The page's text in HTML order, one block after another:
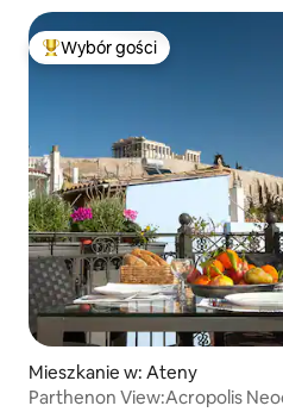
Najpopularniejsze z kategorii
Wybór gości
Mieszkanie w: Ateny
Parthenon View:Acropolis